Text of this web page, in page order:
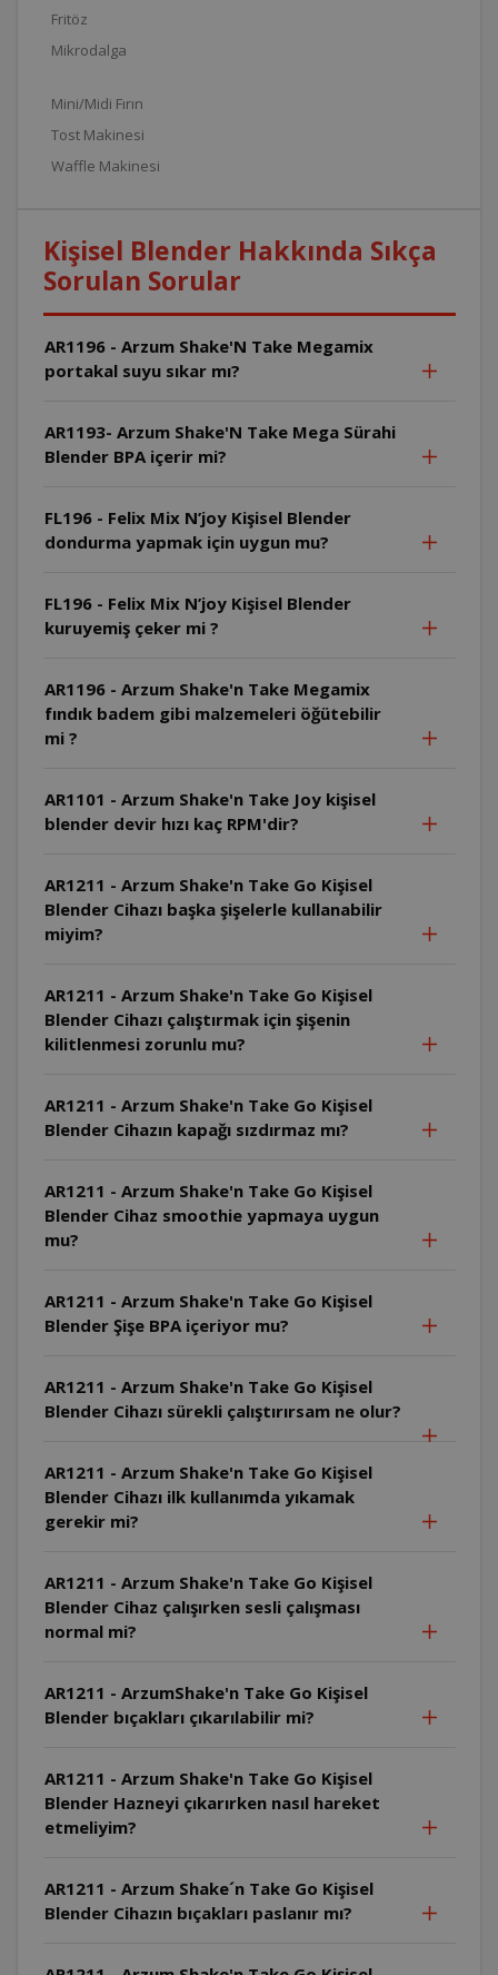
Fritöz
Mikrodalga
Mini/Midi Fırın
Tost Makinesi
Waffle Makinesi
Kişisel Blender Hakkında Sıkça
Sorulan Sorular
AR1196 - Arzum Shake'N Take Megamix
portakal suyu sıkar mı?
AR1193- Arzum Shake'N Take Mega Sürahi
Blender BPA içerir mi?
FL196 - Felix Mix N’joy Kişisel Blender
dondurma yapmak için uygun mu?
FL196 - Felix Mix N’joy Kişisel Blender
kuruyemiş çeker mi ?
AR1196 - Arzum Shake'n Take Megamix
fındık badem gibi malzemeleri öğütebilir
mi ?
AR1101 - Arzum Shake'n Take Joy kişisel
blender devir hızı kaç RPM'dir?
AR1211 - Arzum Shake'n Take Go Kişisel
Blender Cihazı başka şişelerle kullanabilir
miyim?
AR1211 - Arzum Shake'n Take Go Kişisel
Blender Cihazı çalıştırmak için şişenin
kilitlenmesi zorunlu mu?
AR1211 - Arzum Shake'n Take Go Kişisel
Blender Cihazın kapağı sızdırmaz mı?
AR1211 - Arzum Shake'n Take Go Kişisel
Blender Cihaz smoothie yapmaya uygun
mu?
AR1211 - Arzum Shake'n Take Go Kişisel
Blender Şişe BPA içeriyor mu?
AR1211 - Arzum Shake'n Take Go Kişisel
Blender Cihazı sürekli çalıştırırsam ne olur?
AR1211 - Arzum Shake'n Take Go Kişisel
Blender Cihazı ilk kullanımda yıkamak
gerekir mi?
AR1211 - Arzum Shake'n Take Go Kişisel
Blender Cihaz çalışırken sesli çalışması
normal mi?
AR1211 - ArzumShake'n Take Go Kişisel
Blender bıçakları çıkarılabilir mi?
AR1211 - Arzum Shake'n Take Go Kişisel
Blender Hazneyi çıkarırken nasıl hareket
etmeliyim?
AR1211 - Arzum Shake´n Take Go Kişisel
Blender Cihazın bıçakları paslanır mı?